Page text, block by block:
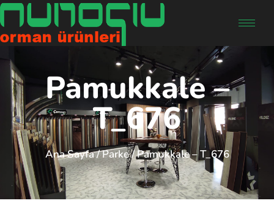
Pamukkale –
T_676
Ana Sayfa/Parke/ Pamukkale – T_676